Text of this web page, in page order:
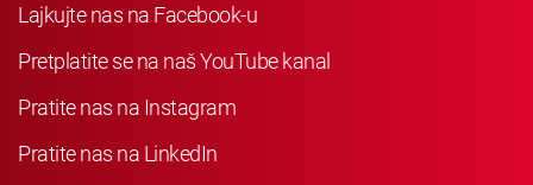
Lajkujte nas na Facebook-u
Pretplatite se na naš YouTube kanal
Pratite nas na Instagram
Pratite nas na LinkedIn